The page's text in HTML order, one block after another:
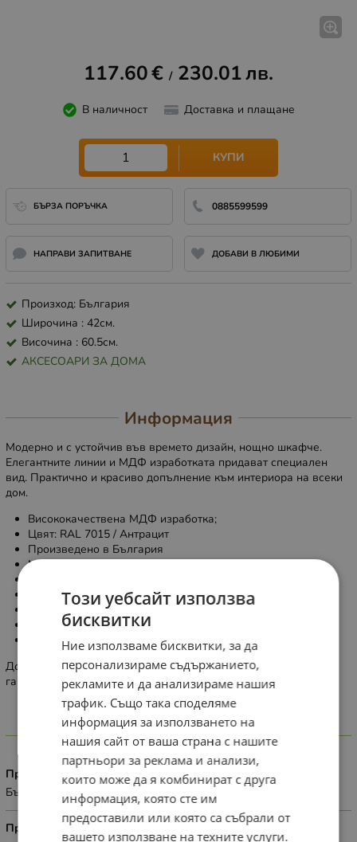
117.60€ / 230.01лв.
В наличност Доставка и плащане
КУПИ
БЪРЗА ПОРЪЧКА 0885599599
НАПРАВИ ЗАПИТВАНЕ ДОБАВИ В ЛЮБИМИ
Произход: България
Широчина : 42см.
Височина : 60.5см.
АКСЕСОАРИ ЗА ДОМА
Информация
Mодерно и с устойчив във времето дизайн, нощно шкафче.
Елегантните линии и МДФ изработката придават специален
вид. Практично и красиво допълнение към интериора на всеки
дом.
Висококачествена МДФ изработка;
Цвят: RAL 7015 / Антрацит
Произведено в България
Модерен и устойчив дизайн
Каталог с цветове:https://www.ralcolorchart.com/ral-design
Прахово боядисана метална стойка
Механизми скрит монтаж
Плавно прибиране Hettich
Доставка 2-4 седмици след датата на плащане. 2 години
гаранция.
Характеристики
Произход
България
Приложение
Този уебсайт използва
бисквитки
Ние използваме бисквитки, за да
персонализираме съдържанието,
рекламите и да анализираме нашия
трафик. Също така споделяме
информация за използването на
нашия сайт от ваша страна с нашите
партньори за реклама и анализи,
които може да я комбинират с друга
информация, която сте им
предоставили или която са събрали от
вашето използване на техните услуги.